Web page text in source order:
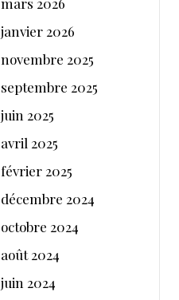
janvier 2026
novembre 2025
septembre 2025
juin 2025
avril 2025
février 2025
décembre 2024
octobre 2024
août 2024
juin 2024